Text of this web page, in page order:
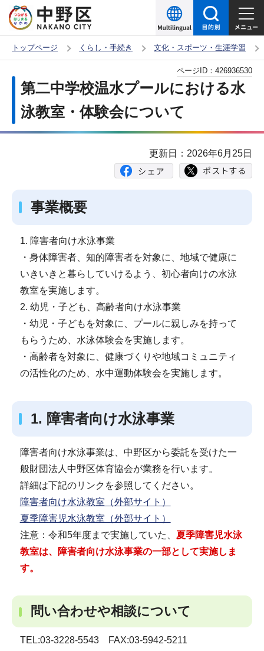
の
ー
トップページ くらし・手続き 文化・スポーツ・生涯学習
か
第二中学校温水プールにおける水
泳教室・体験会について
ページID： 426936530
更新日：2026年6月25日
事業概要
1. 障害者向け水泳事業
・身体障害者、知的障害者を対象に、地域で健康に
いきいきと暮らしていけるよう、初心者向けの水泳
教室を実施します。
2. 幼児・子ども、高齢者向け水泳事業
・幼児・子どもを対象に、プールに親しみを持って
もらうため、水泳体験会を実施します。
・高齢者を対象に、健康づくりや地域コミュニティ
の活性化のため、水中運動体験会を実施します。
1. 障害者向け水泳事業
障害者向け水泳事業は、中野区から委託を受けた一
般財団法人中野区体育協会が業務を行います。
詳細は下記のリンクを参照してください。
障害者向け水泳教室（外部サイト）
夏季障害児水泳教室（外部サイト）
注意：令和5年度まで実施していた、 夏季障害児水泳
教室は、障害者向け水泳事業の一部として実施しま
す。
問い合わせや相談について
TEL:03-3228-5543 FAX:03-5942-5211